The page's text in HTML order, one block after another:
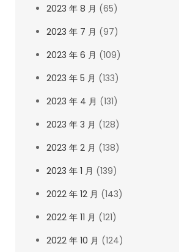
2023 年 8 月 (65)
2023 年 7 月 (97)
2023 年 6 月 (109)
2023 年 5 月 (133)
2023 年 4 月 (131)
2023 年 3 月 (128)
2023 年 2 月 (138)
2023 年 1 月 (139)
2022 年 12 月 (143)
2022 年 11 月 (121)
2022 年 10 月 (124)